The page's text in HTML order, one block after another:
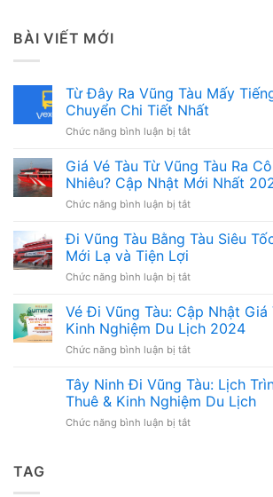
BÀI VIẾT MỚI
Từ Đây Ra Vũng Tàu Mấy
Chuyển Chi Tiết Nhất
Chức năng bình luận bị tắtở
Đây
Ra
Vũng
Tàu
Tiếng?
Di
Chi
Tiết
Giá Vé Tàu Từ Vũng Tàu Ra
Nhiêu? Cập Nhật Mới Nhất
Chức năng bình luận bị tắtở
Vé
Tàu
Vũng
Ra
Côn
Đảo
Bao
Cập
Nhật
Nhất
Đi Vũng Tàu Bằng Tàu Siêu
Mới Lạ và Tiện Lợi
Chức năng bình luận bị tắtở
Vũng
Tàu
Bằng
Tàu
Tốc:
Trải
Mới
Vé Đi Vũng Tàu: Cập Nhật Giá
Kinh Nghiệm Du Lịch 2024
Chức năng bình luận bị tắtở
Đi
Vũng
Tàu:
Cập
Tây Ninh Đi Vũng Tàu: Lịch
Thuê & Kinh Nghiệm Du Lịch
Chức năng bình luận bị tắtở
TAG